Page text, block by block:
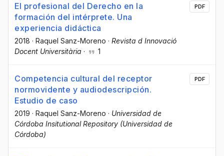
El profesional del Derecho en la
formación del intérprete. Una
experiencia didáctica
2018 · Raquel Sanz-Moreno · Revista d Innovació
Docent Universitària · 1
PDF
Competencia cultural del receptor
normovidente y audiodescripción.
Estudio de caso
2019 · Raquel Sanz-Moreno · Universidad de
Córdoba Insitutional Repository (Universidad de
Córdoba)
PDF